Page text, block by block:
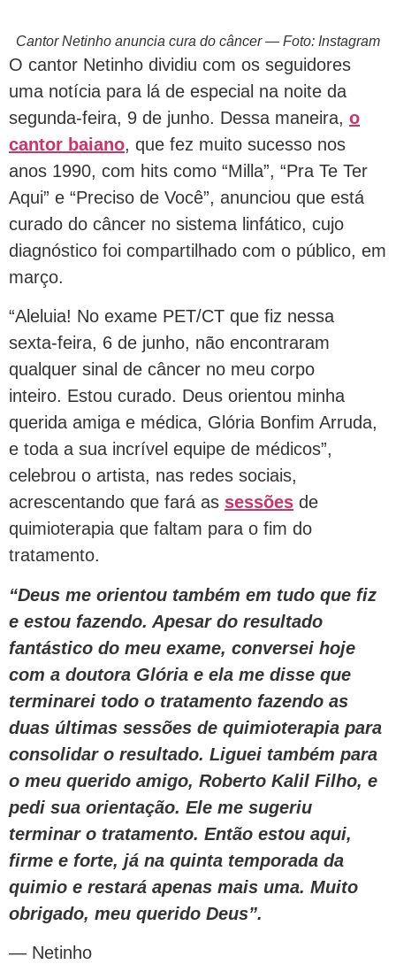
Cantor Netinho anuncia cura do câncer — Foto: Instagram
O cantor Netinho dividiu com os seguidores
uma notícia para lá de especial na noite da
segunda-feira, 9 de junho. Dessa maneira, o
cantor baiano, que fez muito sucesso nos
anos 1990, com hits como “Milla”, “Pra Te Ter
Aqui” e “Preciso de Você”, anunciou que está
curado do câncer no sistema linfático, cujo
diagnóstico foi compartilhado com o público, em
março.
“Aleluia! No exame PET/CT que fiz nessa
sexta-feira, 6 de junho, não encontraram
qualquer sinal de câncer no meu corpo
inteiro. Estou curado. Deus orientou minha
querida amiga e médica, Glória Bonfim Arruda,
e toda a sua incrível equipe de médicos”,
celebrou o artista, nas redes sociais,
acrescentando que fará as sessões de
quimioterapia que faltam para o fim do
tratamento.
“Deus me orientou também em tudo que fiz
e estou fazendo. Apesar do resultado
fantástico do meu exame, conversei hoje
com a doutora Glória e ela me disse que
terminarei todo o tratamento fazendo as
duas últimas sessões de quimioterapia para
consolidar o resultado. Liguei também para
o meu querido amigo, Roberto Kalil Filho, e
pedi sua orientação. Ele me sugeriu
terminar o tratamento. Então estou aqui,
firme e forte, já na quinta temporada da
quimio e restará apenas mais uma. Muito
obrigado, meu querido Deus”.
— Netinho